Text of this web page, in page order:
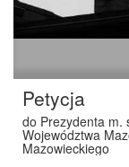
Petycja
do Prezydenta m.
Województwa
Mazowieckiego